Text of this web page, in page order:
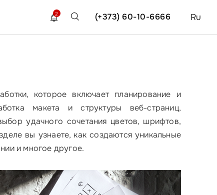
Ru
(+373) 60-10-6666
2
которое включает планирование и
макета и структуры веб-страниц,
удачного сочетания цветов, шрифтов,
вы узнаете, как создаются уникальные
и многое другое.